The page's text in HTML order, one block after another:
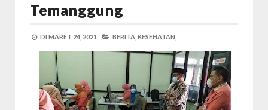
Temanggung
DI MARET 24, 2021 BERITA, KESEHATAN,